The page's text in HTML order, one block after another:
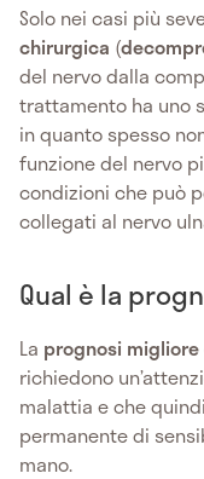
Solo nei casi più
chirurgica (
del nervo dalla
trattamento ha uno
in quanto spesso
funzione del nervo
condizioni che può
collegati al nervo
Qual è la
La prognosi migliore
richiedono
malattia e che
permanente di
mano.